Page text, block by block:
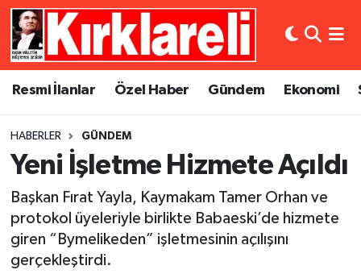
Resmi İlanlar Özel Haber Gündem Ekonomi
HABERLER GÜNDEM
Yeni İşletme Hizmete Açıldı
Başkan Fırat Yayla, Kaymakam Tamer Orhan ve
protokol üyeleriyle birlikte Babaeski’de hizmete
giren “Bymelikeden” işletmesinin açılışını
gerçekleştirdi.
Resmi İlanlar
Gündem
Siyaset
Spor
Asayiş
Dünya
Kültür Sanat
Magazin
Künye
Gizlilik Sözleşmesi
Merkez Nöbetçi Eczaneler
Merkez Trafik Yoğunluk Haritası
Tüm Manşetler
Son Dakika Haberleri